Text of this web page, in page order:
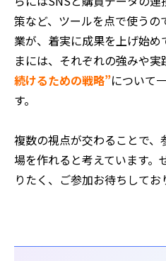
策など、ツールを点で使う
業が、着実に成果を上げ始め
まには、それぞれの強みや実
続けるための戦略”について
す。
複数の視点が交わることで
場を作れると考えています
りたく、ご参加お待ちしてお